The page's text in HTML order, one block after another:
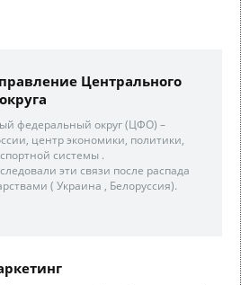
Центрального
федеральный округ (ЦФО) –
центр экономики, политики,
системы .
эти связи после распада
( Украина , Белоруссия).